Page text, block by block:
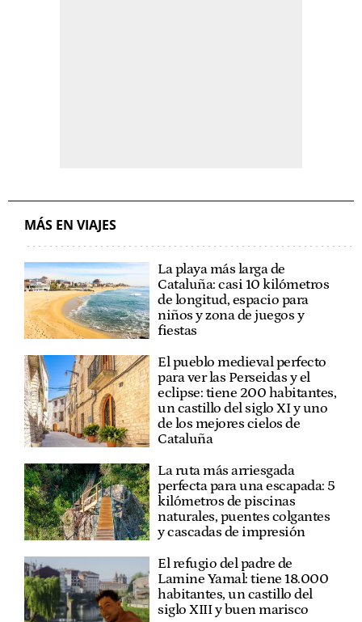
MÁS EN VIAJES
La playa más larga de
Cataluña: casi 10 kilómetros
de longitud, espacio para
niños y zona de juegos y
fiestas
El pueblo medieval perfecto
para ver las Perseidas y el
eclipse: tiene 200 habitantes,
un castillo del siglo XI y uno
de los mejores cielos de
Cataluña
La ruta más arriesgada
perfecta para una escapada: 5
kilómetros de piscinas
naturales, puentes colgantes
y cascadas de impresión
El refugio del padre de
Lamine Yamal: tiene 18.000
habitantes, un castillo del
siglo XIII y buen marisco